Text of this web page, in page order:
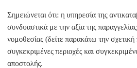
Σημειώνεται ότι: η υπηρεσία της
συνδυαστικά με την αξία της
νομοθεσίας (δείτε παρακάτω την
συγκεκριμένες περιοχές και
αποστολής.